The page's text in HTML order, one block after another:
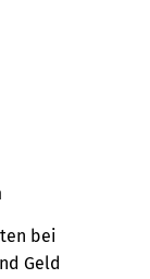
bei
Geld